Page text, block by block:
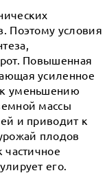
Поэтому условия
Повышенная
усиленное
к уменьшению
массы
и приводит к
плодов
частичное
его.